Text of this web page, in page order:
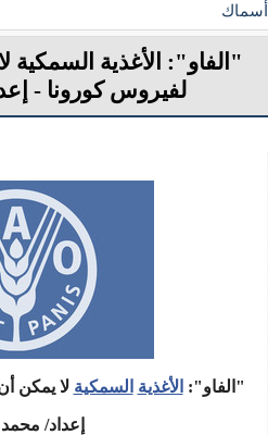
أسماك
"الفاو": الأغذية السمكية
لفيروس كورونا -
"الفاو": الأغذية السمكية لا يمكن
إعداد/